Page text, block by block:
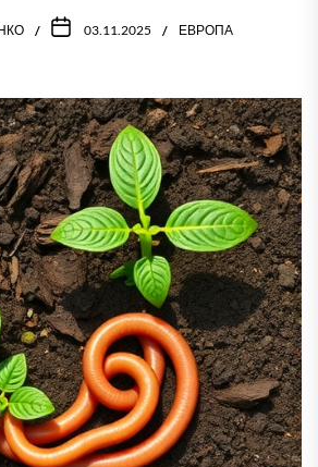
03.11.2025 ЕВРОПА